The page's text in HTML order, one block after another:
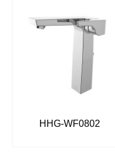
HHG-WF0802